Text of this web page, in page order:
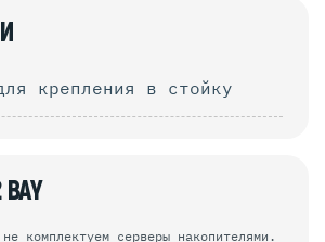
крепления в стойку
комплектуем серверы накопителями.